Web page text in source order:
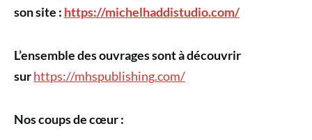
son site : https://michelhaddistudio.com/
L’ensemble des ouvrages sont à découvrir
surhttps://mhspublishing.com/
Nos coups de cœur :